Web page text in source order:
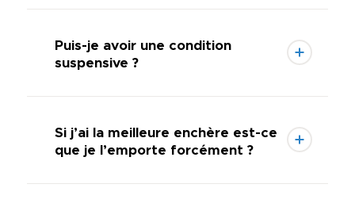
Puis-je avoir une condition
suspensive ?
Si j’ai la meilleure enchère est-ce
que je l’emporte forcément ?